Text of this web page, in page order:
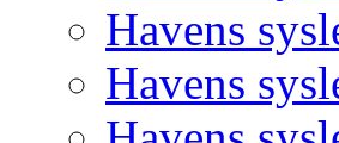
Havens
Havens